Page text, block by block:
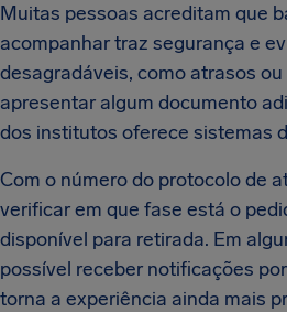
Muitas pessoas acreditam que
acompanhar traz segurança e
desagradáveis, como atrasos
apresentar algum documento
dos institutos oferece sistemas
Com o número do protocolo de
verificar em que fase está o
disponível para retirada. Em
possível receber notificações
torna a experiência ainda mais